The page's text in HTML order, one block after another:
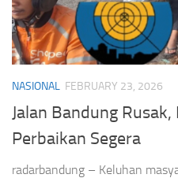
NASIONAL FEBRUARY 23, 2026
Jalan Bandung
Perbaikan Segera
radarbandung – Keluhan